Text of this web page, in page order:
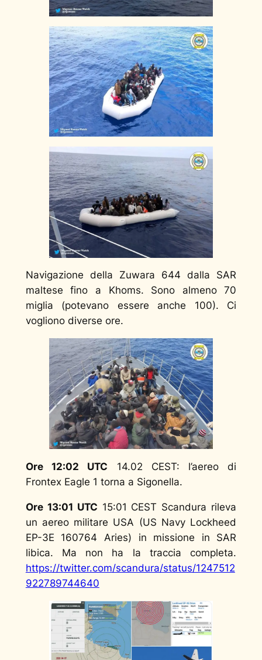
Navigazione della Zuwara 644 dalla SAR
maltese fino a Khoms. Sono almeno 70
miglia (potevano essere anche 100). Ci
vogliono diverse ore.
Ore 12:02 UTC 14.02 CEST: l’aereo di
Frontex Eagle 1 torna a Sigonella.
Ore 13:01 UTC 15:01 CEST Scandura rileva
un aereo militare USA (US Navy Lockheed
EP-3E 160764 Aries) in missione in SAR
libica. Ma non ha la traccia completa.
https://twitter.com/scandura/status/1247512
922789744640